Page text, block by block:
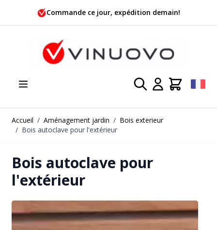
Allez au contenu
Commande ce jour,
Accueil / Aménagement jardin / Bois exterieur
/ Bois autoclave pour l'extérieur
Bois autoclave pour
l'extérieur